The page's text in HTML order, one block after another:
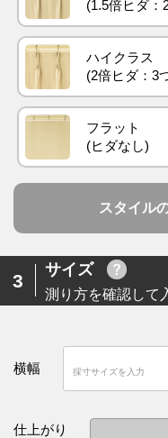
ハイクラス
フラット
スタイル
3
サイズ
測り方を確認して
横幅
仕上がり